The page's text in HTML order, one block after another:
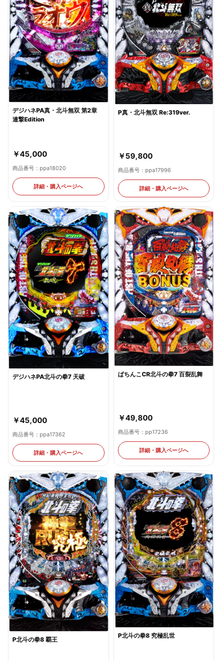
デジハネPA真・北斗無双 第2章
連撃Edition
￥45,000
商品番号：ppa18020
詳細・購入ページへ
P真・北斗無双 Re:319ver.
￥59,800
商品番号：ppa17996
詳細・購入ページへ
デジハネPA北斗の拳7 天破
￥45,000
商品番号：ppa17362
詳細・購入ページへ
ぱちんこCR北斗の拳7 百裂乱舞
￥49,800
商品番号：pp17236
詳細・購入ページへ
P北斗の拳8 覇王
P北斗の拳8 究極乱世